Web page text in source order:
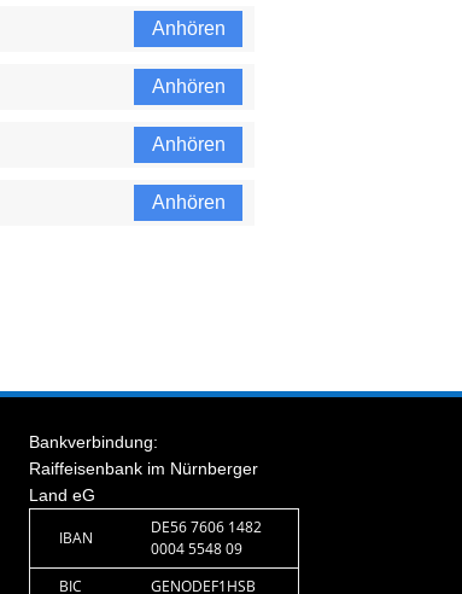
Anhören
Anhören
Anhören
Anhören
Bankverbindung:
Raiffeisenbank im Nürnberger
Land eG
IBAN
DE56 7606 1482
0004 5548 09
BIC
GENODEF1HSB